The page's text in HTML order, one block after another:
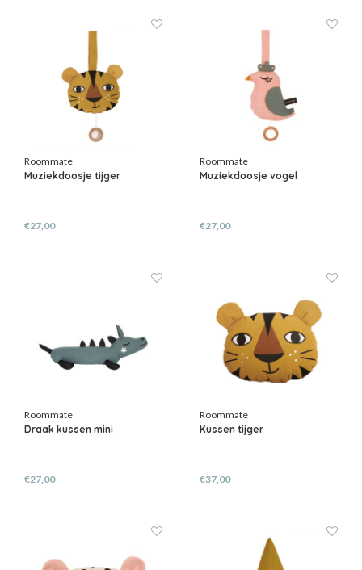
Roommate
Muziekdoosje tijger
€27,00
Roommate
Muziekdoosje vogel
€27,00
Roommate
Draak kussen mini
€27,00
Roommate
Kussen tijger
€37,00